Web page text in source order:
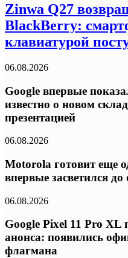
Zinwa Q27
BlackBerry:
клавиатурой
06.08.2026
Google впервые
известно о новом
презентацией
06.08.2026
Motorola готовит еще
впервые засветился
06.08.2026
Google Pixel 11 Pro XL
анонса: появились
флагмана